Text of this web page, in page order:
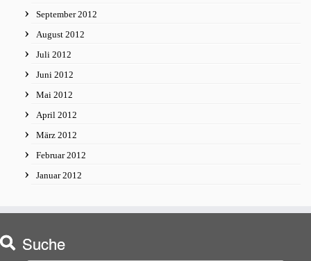
September 2012
August 2012
Juli 2012
Juni 2012
Mai 2012
April 2012
März 2012
Februar 2012
Januar 2012
Suche